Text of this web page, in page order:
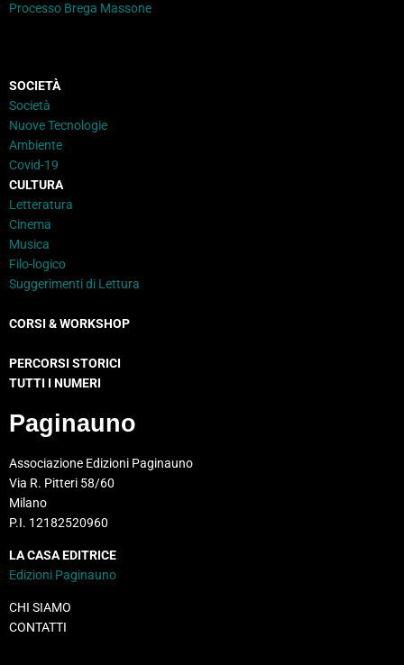
Processo Brega Massone
SOCIETÀ
Società
Nuove Tecnologie
Ambiente
Covid-19
CULTURA
Letteratura
Cinema
Musica
Filo-logico
Suggerimenti di Lettura
CORSI & WORKSHOP
PERCORSI STORICI
TUTTI I NUMERI
Paginauno
Associazione Edizioni Paginauno
Via R. Pitteri 58/60
Milano
P.I. 12182520960
LA CASA EDITRICE
Edizioni Paginauno
CHI SIAMO
CONTATTI